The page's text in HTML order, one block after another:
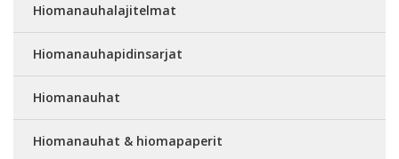
Hiomanauhalajitelmat
Hiomanauhapidinsarjat
Hiomanauhat
Hiomanauhat & hiomapaperit